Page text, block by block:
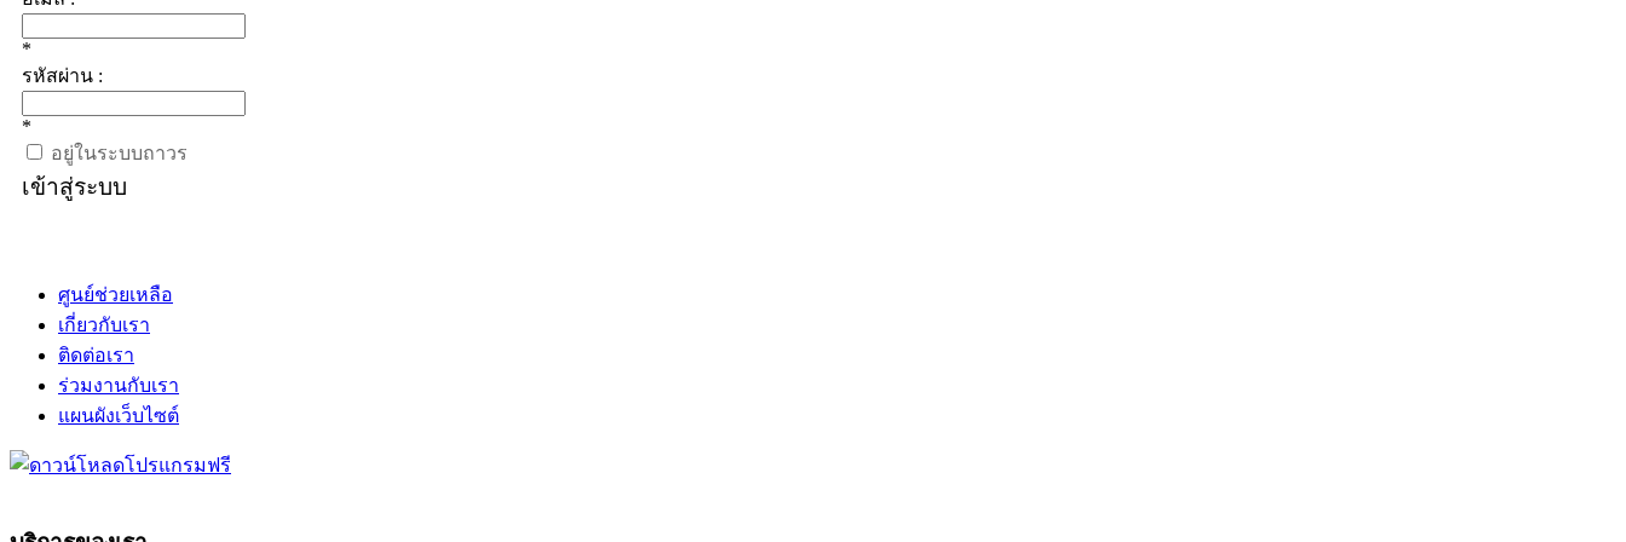
*
รหัสผ่าน :
*
อยู่ในระบบถาวร
เข้าสู่ระบบ
ศูนย์ช่วยเหลือ
เกี่ยวกับเรา
ติดต่อเรา
ร่วมงานกับเรา
แผนผังเว็บไซต์